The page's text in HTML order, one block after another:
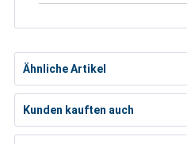
Ähnliche Artikel
Kunden kauften auch